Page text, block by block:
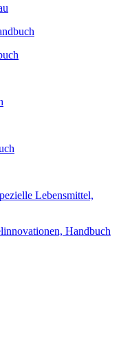
Lebensmittel,
Handbuch